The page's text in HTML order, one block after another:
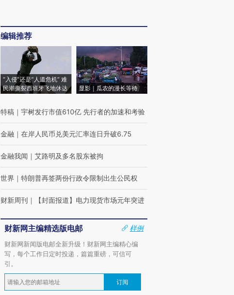
编辑推荐
“入侵”还是“人道危机” 难
民潮撕裂西班牙飞地休达
显影｜瓜农的漫长等待
特稿 ｜ 宇树发行市值610亿 先行者的加速和考验
金融 ｜ 在岸人民币兑美元汇率连日升破6.75
金融我闻 ｜ 艾路明及多名股东被拘
世界 ｜ 特朗普再签两份行政令限制出生公民权
财新周刊 ｜ 【封面报道】电力现货市场元年突进
财新网主编精选版电邮
样例
财新网新闻版电邮全新升级！财新网主编精心编
写，每个工作日定时投递，篇篇重磅，可信可
引。
订阅